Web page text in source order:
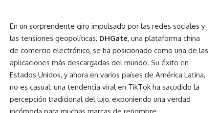
En un sorprendente giro impulsado por las redes sociales y
las tensiones geopolíticas, DHGate, una plataforma china
de comercio electrónico, se ha posicionado como una de las
aplicaciones más descargadas del mundo. Su éxito en
Estados Unidos, y ahora en varios países de América Latina,
no es casual: una tendencia viral en TikTok ha sacudido la
percepción tradicional del lujo, exponiendo una verdad